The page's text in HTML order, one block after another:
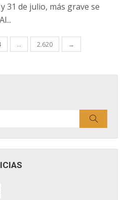
31 de julio, más grave se
… 2.620 →